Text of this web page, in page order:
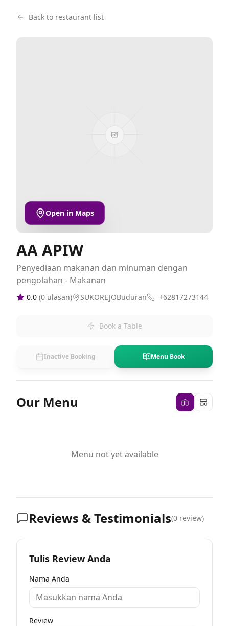
Back to restaurant list
Open in Maps
AA APIW
Penyediaan makanan dan minuman dengan
pengolahan - Makanan
0.0 (0 ulasan) SUKOREJOBuduran +62817273144
Book a Table
Inactive Booking Menu Book
Our Menu
Menu not yet available
Reviews & Testimonials(0 review)
Tulis Review Anda
Nama Anda
Review